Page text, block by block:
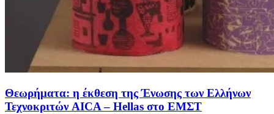
Θεωρήματα: η έκθεση της Ένωσης των Ελλήνων
Τεχνοκριτών AICA – Hellas στο ΕΜΣΤ